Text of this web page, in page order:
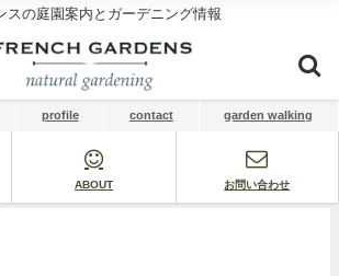
スの庭園案内とガーデニング情報
profile contact garden walking
ABOUT お問い合わせ